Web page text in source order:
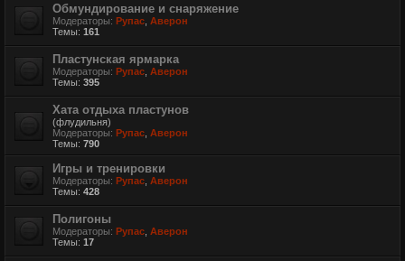
Обмундирование и снаряжение
Модераторы: Рупас Аверон
Темы: 161
Пластунская ярмарка
Модераторы: Рупас Аверон
Темы: 395
Хата отдыха пластунов
(флудильня)
Модераторы: Рупас Аверон
Темы: 790
Игры и тренировки
Модераторы: Рупас Аверон
Темы: 428
Полигоны
Модераторы: Рупас Аверон
Темы: 17